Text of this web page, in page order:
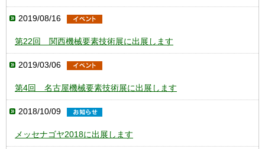
2019/08/16
第22回 関西機械要素技術展に出展します
2019/03/06
第4回 名古屋機械要素技術展に出展します
2018/10/09
メッセナゴヤ2018に出展します